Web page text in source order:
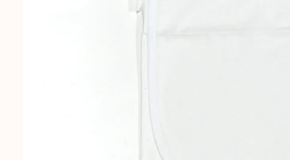
ВЫБЕРИТЕ ПАРАМЕТРЫ